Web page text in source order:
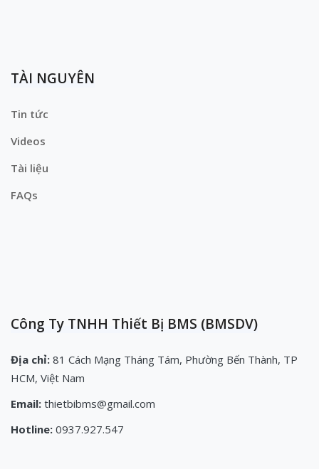
TÀI NGUYÊN
Tin tức
Videos
Tài liệu
FAQs
Công Ty TNHH Thiết Bị BMS (BMSDV)
Địa chỉ: 81 Cách Mạng Tháng Tám, Phường Bến Thành, TP
HCM, Việt Nam
Email: thietbibms@gmail.com
Hotline: 0937.927.547